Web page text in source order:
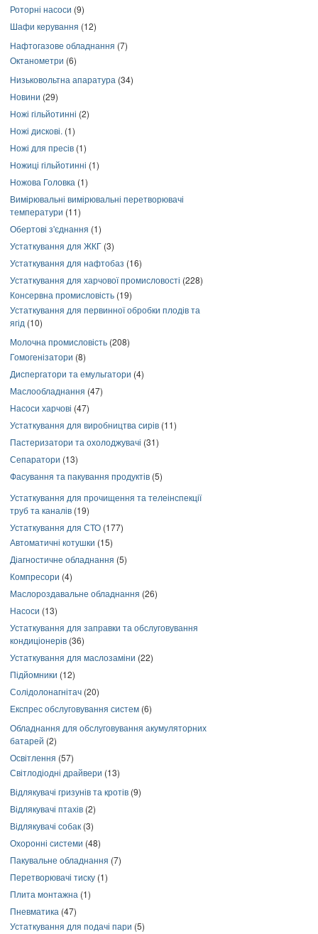
Роторні насоси (9)
Шафи керування (12)
Нафтогазове обладнання (7)
Октанометри (6)
Низьковольтна апаратура (34)
Новини (29)
Ножі гільйотинні (2)
Ножі дискові. (1)
Ножі для пресів (1)
Ножиці гільйотинні (1)
Ножова Головка (1)
Вимірювальні вимірювальні перетворювачі
температури (11)
Обертові з'єднання (1)
Устаткування для ЖКГ (3)
Устаткування для нафтобаз (16)
Устаткування для харчової промисловості (228)
Консервна промисловість (19)
Устаткування для первинної обробки плодів та
ягід (10)
Молочна промисловість (208)
Гомогенізатори (8)
Диспергатори та емульгатори (4)
Маслообладнання (47)
Насоси харчові (47)
Устаткування для виробництва сирів (11)
Пастеризатори та охолоджувачі (31)
Сепаратори (13)
Фасування та пакування продуктів (5)
Устаткування для прочищення та телеінспекції
труб та каналів (19)
Устаткування для СТО (177)
Автоматичні котушки (15)
Діагностичне обладнання (5)
Компресори (4)
Маслороздавальне обладнання (26)
Насоси (13)
Устаткування для заправки та обслуговування
кондиціонерів (36)
Устаткування для маслозаміни (22)
Підйомники (12)
Солідолонагнітач (20)
Експрес обслуговування систем (6)
Обладнання для обслуговування акумуляторних
батарей (2)
Освітлення (57)
Світлодіодні драйвери (13)
Відлякувачі гризунів та кротів (9)
Відлякувачі птахів (2)
Відлякувачі собак (3)
Охоронні системи (48)
Пакувальне обладнання (7)
Перетворювачі тиску (1)
Плита монтажна (1)
Пневматика (47)
Устаткування для подачі пари (5)